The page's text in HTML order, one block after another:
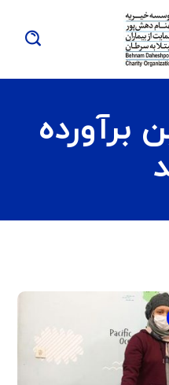
برآورده